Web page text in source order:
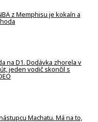
z Memphisu je kokaín a
na D1. Dodávka zhorela v
jeden vodič skončil s
Machatu. Má na to,